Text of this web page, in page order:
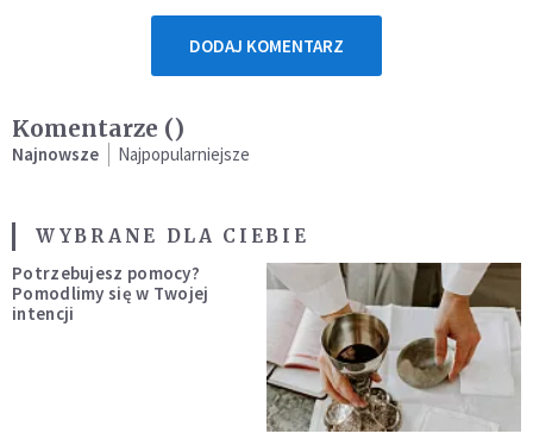
DODAJ KOMENTARZ
Komentarze ()
Najnowsze Najpopularniejsze
WYBRANE DLA CIEBIE
Potrzebujesz pomocy?
Pomodlimy się w Twojej
intencji